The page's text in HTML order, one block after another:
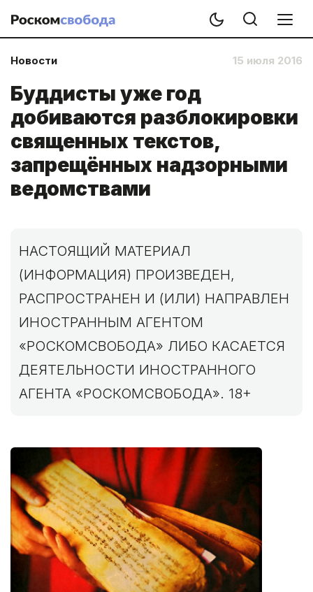
Новости 15 июля 2016
Буддисты уже год
добиваются разблокировки
священных текстов,
запрещённых надзорными
ведомствами
НАСТОЯЩИЙ МАТЕРИАЛ
(ИНФОРМАЦИЯ) ПРОИЗВЕДЕН,
РАСПРОСТРАНЕН И (ИЛИ) НАПРАВЛЕН
ИНОСТРАННЫМ АГЕНТОМ
«РОСКОМСВОБОДА» ЛИБО КАСАЕТСЯ
ДЕЯТЕЛЬНОСТИ ИНОСТРАННОГО
АГЕНТА «РОСКОМСВОБОДА». 18+